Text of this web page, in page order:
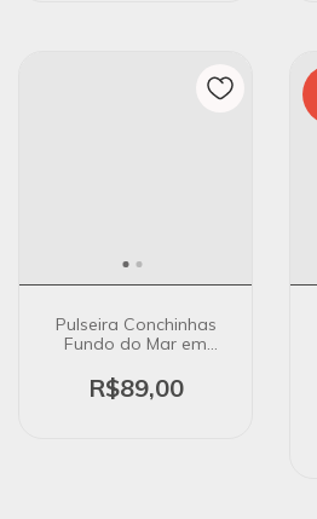
Pulseira Conchinhas
Fundo do Mar em
R$89,00